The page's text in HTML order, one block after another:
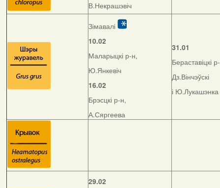
В.Некрашэвіч
Зімавалі
10.02
Маларыцкі р-н,
Ю.Янкевіч
16.02
Брэсцкі р-н,
А.Сяргеева
31.01
Бераставіцкі
Дз.Вінчэўскі
і Ю.Лукашэнка
29.02